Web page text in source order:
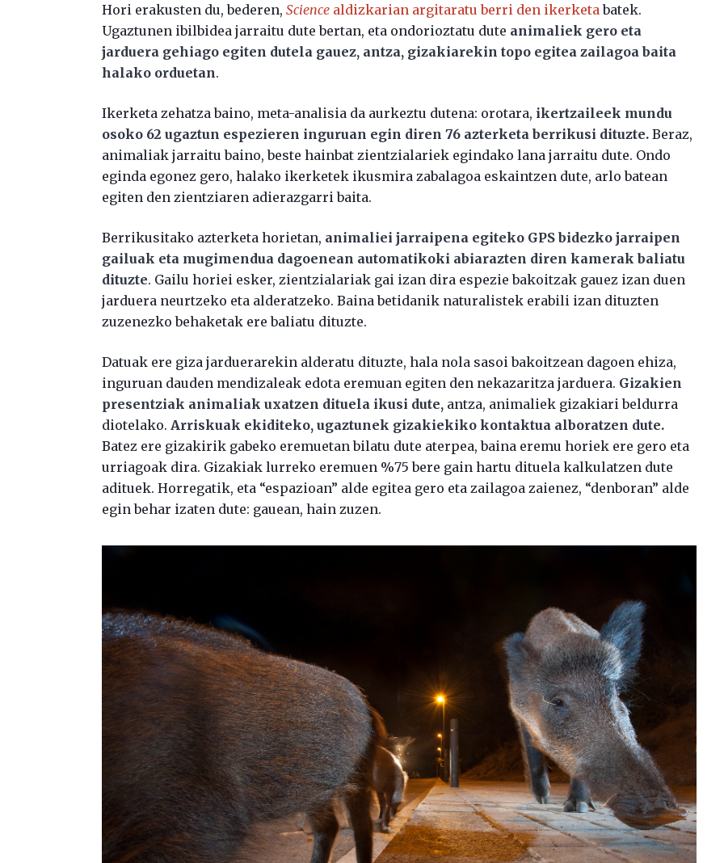
Hori erakusten du, bederen,Science aldizkarian argitaratu berri den ikerketa batek.
Ugaztunen ibilbidea jarraitu dute bertan, eta ondorioztatu dute animaliek gero eta
jarduera gehiago egiten dutela gauez, antza, gizakiarekin topo egitea zailagoa baita
halako orduetan.
Ikerketa zehatza baino, meta-analisia da aurkeztu dutena: orotara, ikertzaileek mundu
osoko 62 ugaztun espezieren inguruan egin diren 76 azterketa berrikusi dituzte.Beraz,
animaliak jarraitu baino, beste hainbat zientzialariek egindako lana jarraitu dute. Ondo
eginda egonez gero, halako ikerketek ikusmira zabalagoa eskaintzen dute, arlo batean
egiten den zientziaren adierazgarri baita.
Berrikusitako azterketa horietan, animaliei jarraipena egiteko GPS bidezko jarraipen
gailuak eta mugimendua dagoenean automatikoki abiarazten diren kamerak baliatu
dituzte. Gailu horiei esker, zientzialariak gai izan dira espezie bakoitzak gauez izan duen
jarduera neurtzeko eta alderatzeko. Baina betidanik naturalistek erabili izan dituzten
zuzenezko behaketak ere baliatu dituzte.
Datuak ere giza jarduerarekin alderatu dituzte, hala nola sasoi bakoitzean dagoen ehiza,
inguruan dauden mendizaleak edota eremuan egiten den nekazaritza jarduera. Gizakien
presentziak animaliak uxatzen dituela ikusi dute, antza, animaliek gizakiari beldurra
diotelako. Arriskuak ekiditeko, ugaztunek gizakiekiko kontaktua alboratzen dute.
Batez ere gizakirik gabeko eremuetan bilatu dute aterpea, baina eremu horiek ere gero eta
urriagoak dira. Gizakiak lurreko eremuen %75 bere gain hartu dituela kalkulatzen dute
adituek. Horregatik, eta “espazioan” alde egitea gero eta zailagoa zaienez, “denboran” alde
egin behar izaten dute: gauean, hain zuzen.